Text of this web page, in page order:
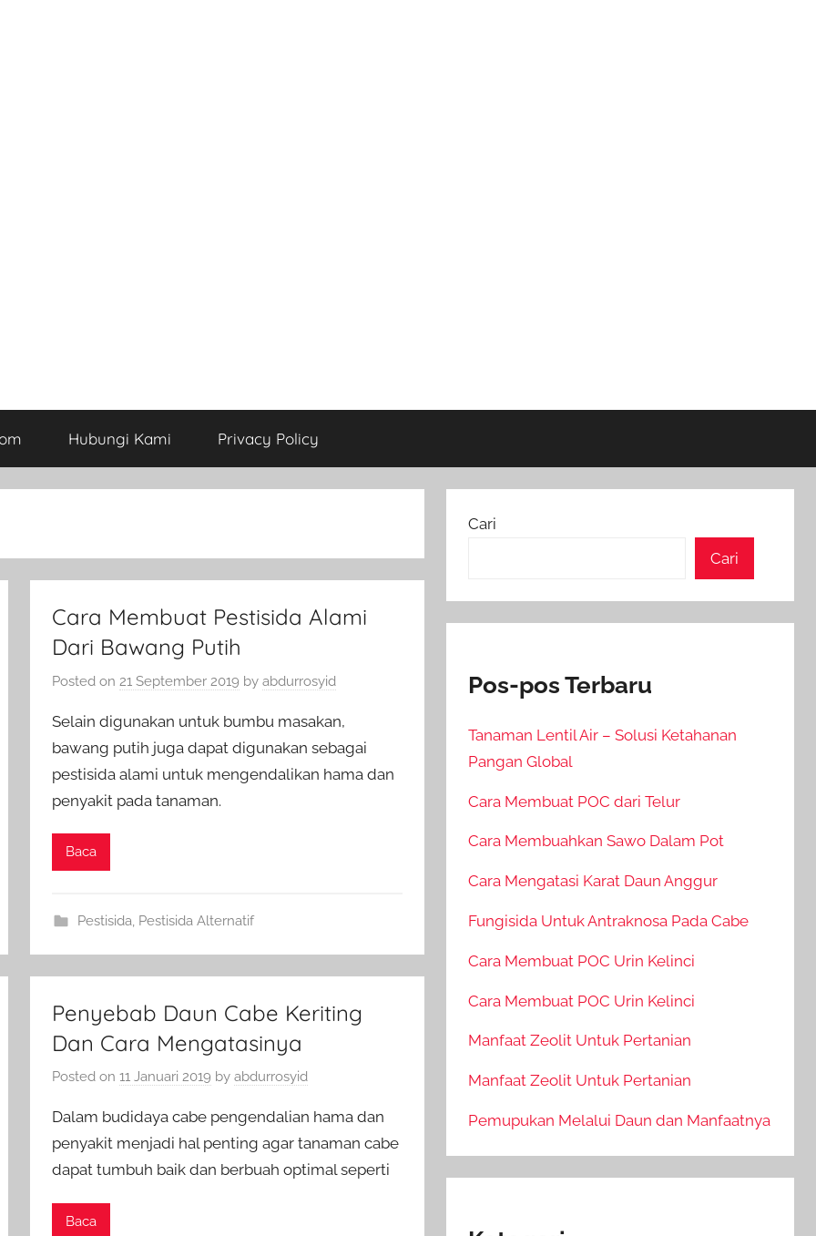
Hubungi Kami Privacy Policy
Cara Membuat Pestisida Alami
Dari Bawang Putih
Posted on 21 September 2019 byabdurrosyid
Selain digunakan untuk bumbu masakan,
bawang putih juga dapat digunakan sebagai
pestisida alami untuk mengendalikan hama dan
penyakit pada tanaman.
Baca
Pestisida, Pestisida Alternatif
Penyebab Daun Cabe Keriting
Dan Cara Mengatasinya
Posted on11 Januari 2019 byabdurrosyid
Dalam budidaya cabe pengendalian hama dan
penyakit menjadi hal penting agar tanaman cabe
dapat tumbuh baik dan berbuah optimal seperti
Baca
Cari
Cari
Pos-pos Terbaru
Tanaman Lentil Air – Solusi Ketahanan
Pangan Global
Cara Membuat POC dari Telur
Cara Membuahkan Sawo Dalam Pot
Cara Mengatasi Karat Daun Anggur
Fungisida Untuk Antraknosa Pada Cabe
Cara Membuat POC Urin Kelinci
Cara Membuat POC Urin Kelinci
Manfaat Zeolit Untuk Pertanian
Manfaat Zeolit Untuk Pertanian
Pemupukan Melalui Daun dan Manfaatnya